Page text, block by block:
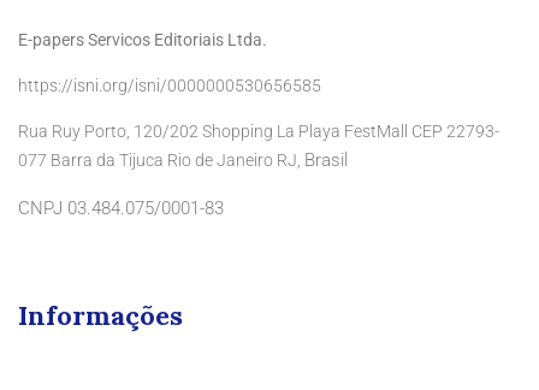
E-papers Servicos Editoriais Ltda.
https://isni.org/isni/0000000530656585
Rua Ruy Porto, 120/202 Shopping La Playa FestMall CEP 22793-
077 Barra da Tijuca Rio de Janeiro RJ, Brasil
CNPJ 03.484.075/0001-83
Informações